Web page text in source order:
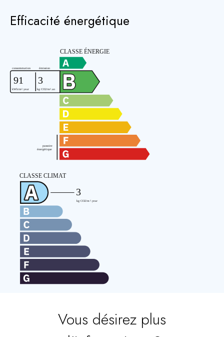
Efficacité énergétique
Vous désirez plus